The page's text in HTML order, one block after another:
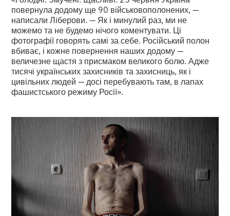
повернула додому ще 90 військовополонених, —
написали Ліберови. — Як і минулий раз, ми не
можемо та не будемо нічого коментувати. Ці
фотографії говорять самі за себе. Російський полон
вбиває, і кожне повернення наших додому —
величезне щастя з присмаком великого болю. Адже
тисячі українських захисників та захисниць, як і
цивільних людей — досі перебувають там, в лапах
фашистського режиму Росії».